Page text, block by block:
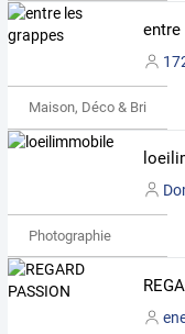
entre
Maison, Déco & Bricolage
Photographie